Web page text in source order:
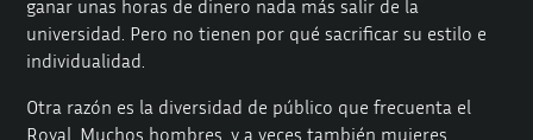
ganar unas horas de dinero nada más salir de la
universidad. Pero no tienen por qué sacrificar su estilo e
individualidad.
Otra razón es la diversidad de público que frecuenta el
Royal. Muchos hombres, y a veces también mujeres,